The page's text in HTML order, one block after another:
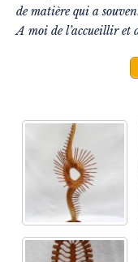
de matière qui a
A moi de l’accueillir et